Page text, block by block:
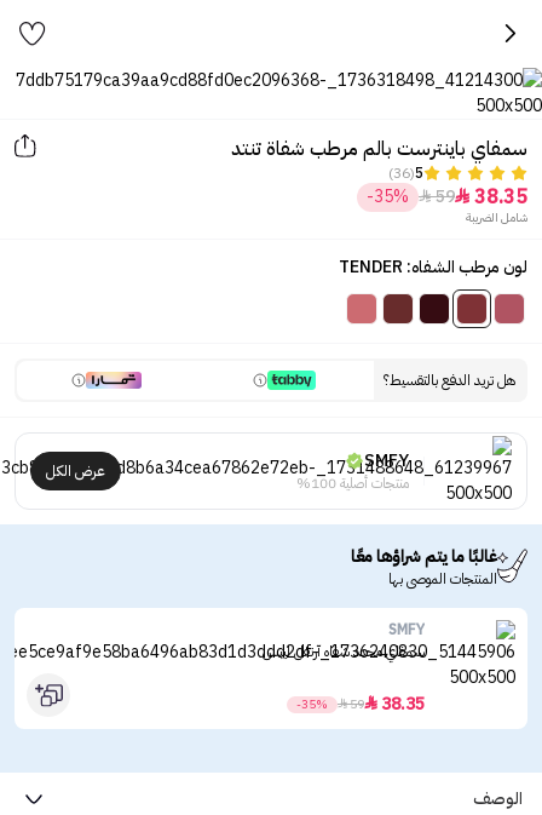
سمفاي باينترست بالم مرطب شفاة تنتد
5
(36)
38.35

59

-35%
شامل الضريبة
لون مرطب الشفاه: TENDER
هل تريد الدفع بالتقسيط؟
SMFY
منتجات أصلية 100%
عرض الكل
غالبًا ما يتم شراؤها معًا
المنتجات الموصى بها
SMFY
سمفاي محدد شفاه آرتفل ليبس
38.35

59

-35%
الوصف